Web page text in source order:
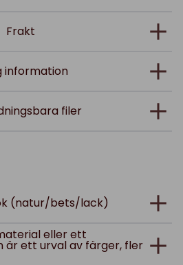
Frakt
information
filer
(natur/bets/lack)
eller ett
är ett urval av färger, fler